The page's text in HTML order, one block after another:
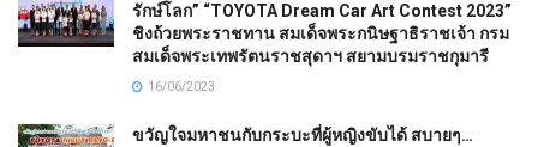
รักษ์โลก” “TOYOTA Dream Car Art Contest 2023”
ชิงถ้วยพระราชทาน สมเด็จพระกนิษฐาธิราชเจ้า กรม
สมเด็จพระเทพรัตนราชสุดาฯ สยามบรมราชกุมารี
16/06/2023
ขวัญใจมหาชนกับกระบะที่ผู้หญิงขับได้ สบายๆ…